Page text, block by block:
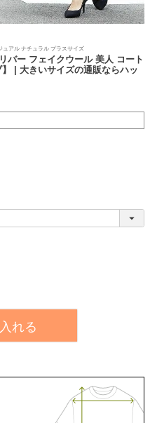
ュアル ナチュラル プラスサイズ
バー フェイクウール 美人 コート
| 大きいサイズの通販ならハッ
れる